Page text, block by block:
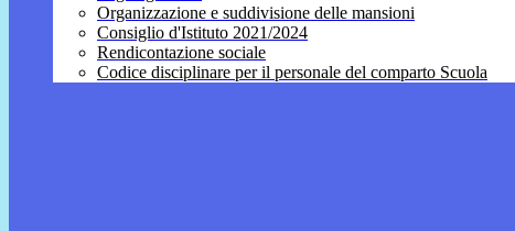
Organizzazione e suddivisione delle mansioni
Consiglio d'Istituto 2021/2024
Rendicontazione sociale
Codice disciplinare per il personale del comparto Scuola